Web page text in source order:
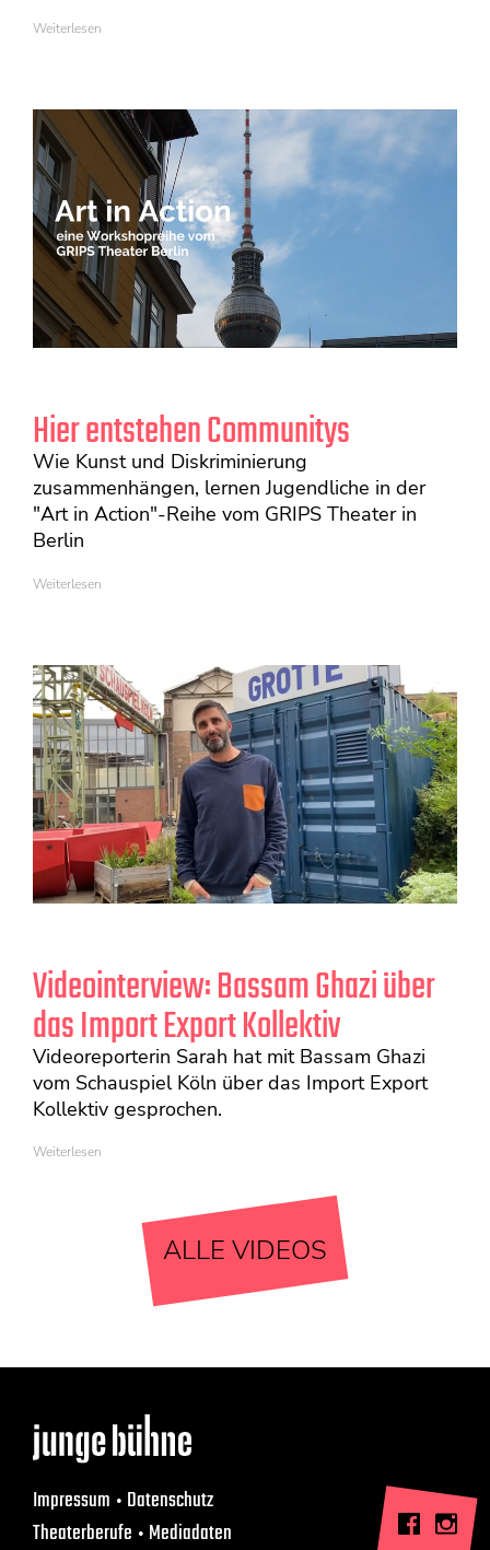
Weiterlesen
Hier entstehen Communitys
Wie Kunst und Diskriminierung
zusammenhängen, lernen Jugendliche in der
"Art in Action"-Reihe vom GRIPS Theater in
Berlin
Weiterlesen
Videointerview: Bassam Ghazi über
das Import Export Kollektiv
Videoreporterin Sarah hat mit Bassam Ghazi
vom Schauspiel Köln über das Import Export
Kollektiv gesprochen.
Weiterlesen
ALLE VIDEOS
Impressum Datenschutz
Theaterberufe Mediadaten